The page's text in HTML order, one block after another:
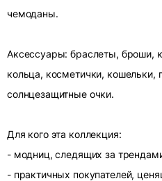
чемоданы.
Аксессуары: браслеты, броши,
кольца, косметички, кошельки,
солнцезащитные очки.
Для кого эта коллекция:
- модниц, следящих за
- практичных покупателей,